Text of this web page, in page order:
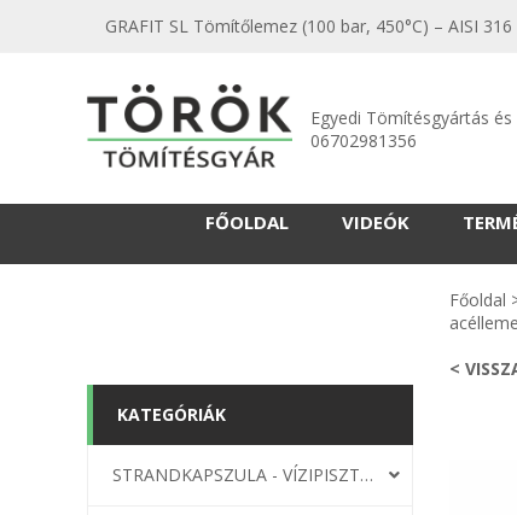
GRAFIT SL Tömítőlemez (100 bar, 450°C) – AISI
Egyedi Tömítésgyártás
06702981356
FŐOLDAL VIDEÓK
KATEGÓRIÁK
STRANDKAPSZULA - VÍZIPISZTOLY-FRIZBI
Főoldal
<